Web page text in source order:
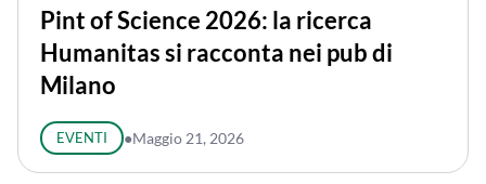
Pint of Science 2026: la ricerca
Humanitas si racconta nei pub di
Milano
EVENTI ●Maggio 21, 2026